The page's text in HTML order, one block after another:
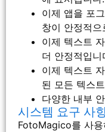
이제 앱을 포
창이 안정적
이제 텍스트
더 안정적입니
이제 텍스트
된 모든 텍스
다양한 내부
시스템 요구 사
FotoMagico를 사용